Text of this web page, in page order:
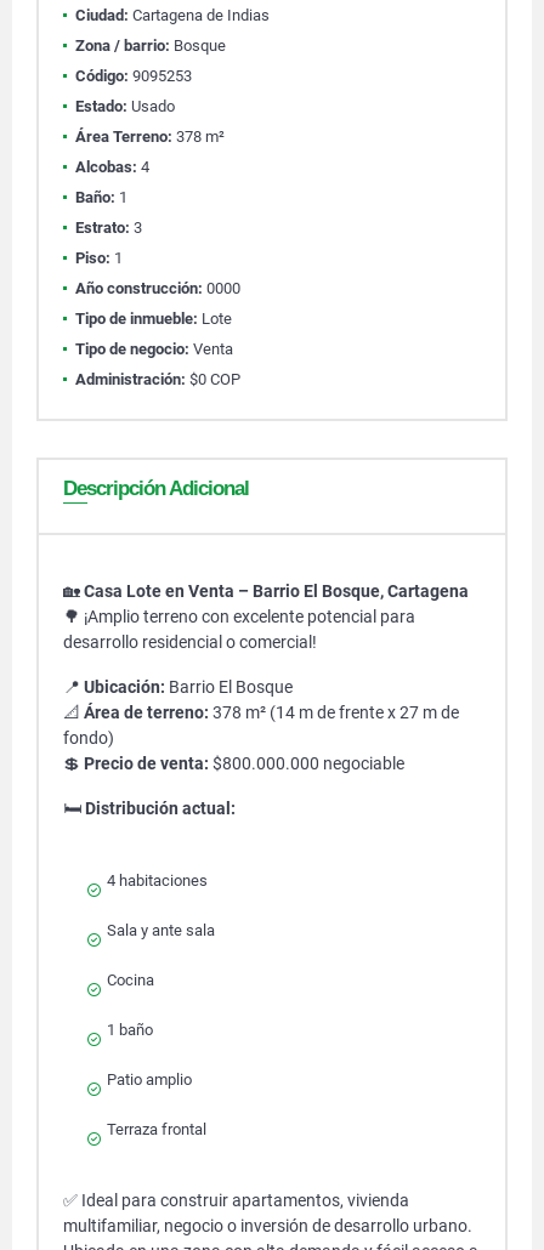
Ciudad: Cartagena de Indias
Zona / barrio: Bosque
Código: 9095253
Estado: Usado
Área Terreno: 378 m²
Alcobas: 4
Baño: 1
Estrato: 3
Piso: 1
Año construcción: 0000
Tipo de inmueble: Lote
Tipo de negocio: Venta
Administración: $0 COP
Descripción Adicional
🏡Casa Lote en Venta – Barrio El Bosque, Cartagena
🌳 ¡Amplio terreno con excelente potencial para
desarrollo residencial o comercial!
📍 Ubicación: Barrio El Bosque
📐 Área de terreno: 378 m² (14 m de frente x 27 m de
fondo)
💲 Precio de venta: $800.000.000 negociable
🛏 Distribución actual:
4 habitaciones
Sala y ante sala
Cocina
1 baño
Patio amplio
Terraza frontal
✅ Ideal para construir apartamentos, vivienda
multifamiliar, negocio o inversión de desarrollo urbano.